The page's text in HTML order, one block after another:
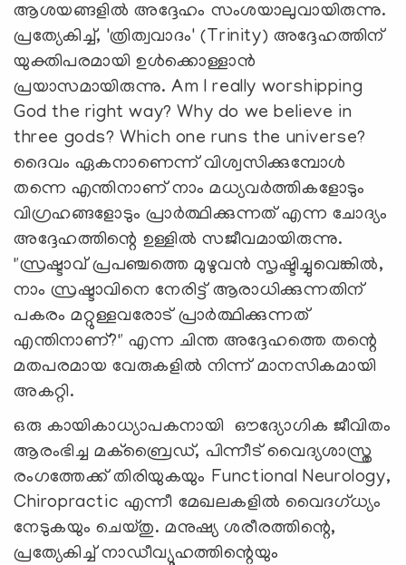
ആശയങ്ങളിൽ അദ്ദേഹം സംശയാലുവായിരുന്നു.
പ്രത്യേകിച്ച്, 'ത്രിത്വവാദം' (Trinity) അദ്ദേഹത്തിന്
യുക്തിപരമായി ഉൾക്കൊള്ളാൻ
പ്രയാസമായിരുന്നു. Am I really worshipping
God the right way? Why do we believe in
three gods? Which one runs the universe?
ദൈവം ഏകനാണെന്ന് വിശ്വസിക്കുമ്പോൾ
തന്നെ എന്തിനാണ് നാം മധ്യവർത്തികളോടും
വിഗ്രഹങ്ങളോടും പ്രാർത്ഥിക്കുന്നത് എന്ന ചോദ്യം
അദ്ദേഹത്തിന്റെ ഉള്ളിൽ സജീവമായിരുന്നു.
"സ്രഷ്ടാവ് പ്രപഞ്ചത്തെ മുഴുവൻ സൃഷ്ടിച്ചുവെങ്കിൽ,
നാം സ്രഷ്ടാവിനെ നേരിട്ട് ആരാധിക്കുന്നതിന്
പകരം മറ്റുള്ളവരോട് പ്രാർത്ഥിക്കുന്നത്
എന്തിനാണ്?" എന്ന ചിന്ത അദ്ദേഹത്തെ തന്റെ
മതപരമായ വേരുകളിൽ നിന്ന് മാനസികമായി
അകറ്റി.
ഒരു കായികാധ്യാപകനായി ഔദ്യോഗിക ജീവിതം
ആരംഭിച്ച മക്ബ്രൈഡ്, പിന്നീട് വൈദ്യശാസ്ത്ര
രംഗത്തേക്ക് തിരിയുകയും Functional Neurology,
Chiropractic എന്നീ മേഖലകളിൽ വൈദഗ്ധ്യം
നേടുകയും ചെയ്തു. മനുഷ്യ ശരീരത്തിന്റെ,
പ്രത്യേകിച്ച് നാഡീവ്യൂഹത്തിന്റെയും